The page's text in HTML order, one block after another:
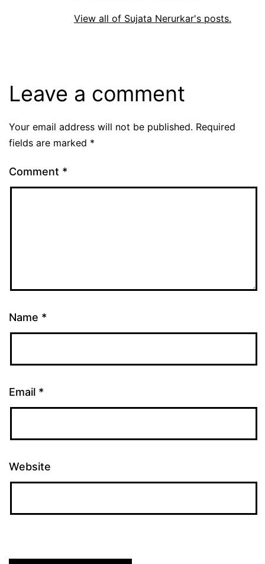
View all of Sujata Nerurkar's posts.
Leave a comment
Your email address will not be published. Required
fields are marked *
Comment *
Name *
Email *
Website